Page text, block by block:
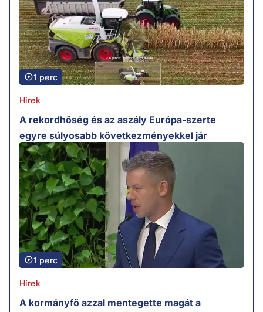
1 perc
Hírek
A rekordhőség és az aszály Európa-szerte
egyre súlyosabb következményekkel jár
1 perc
Hírek
A kormányfő azzal mentegette magát a